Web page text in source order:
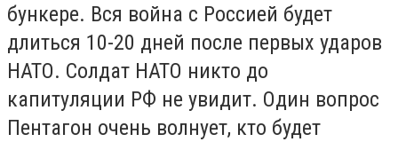
бункере. Вся война с Россией будет
длиться 10-20 дней после первых ударов
НАТО. Солдат НАТО никто до
капитуляции РФ не увидит. Один вопрос
Пентагон очень волнует, кто будет